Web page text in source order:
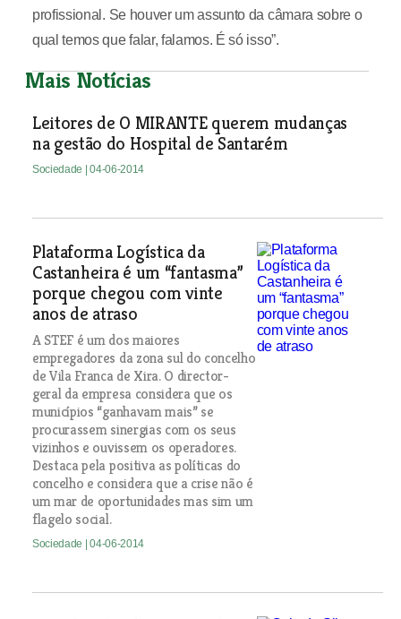
profissional. Se houver um assunto da câmara sobre o
qual temos que falar, falamos. É só isso”.
Mais Notícias
Leitores de O MIRANTE querem mudanças
na gestão do Hospital de Santarém
Sociedade | 04-06-2014
Plataforma Logística da
Castanheira é um “fantasma”
porque chegou com vinte
anos de atraso
A STEF é um dos maiores
empregadores da zona sul do concelho
de Vila Franca de Xira. O director-
geral da empresa considera que os
municípios “ganhavam mais” se
procurassem sinergias com os seus
vizinhos e ouvissem os operadores.
Destaca pela positiva as políticas do
concelho e considera que a crise não é
um mar de oportunidades mas sim um
flagelo social.
Sociedade | 04-06-2014